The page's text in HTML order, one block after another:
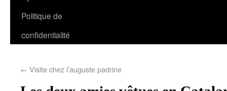
Politique de
confidentialité
← Visite chez l’auguste padrine